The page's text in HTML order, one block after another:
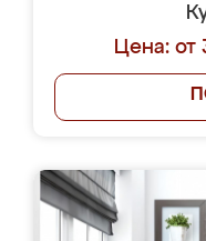
Цена: от